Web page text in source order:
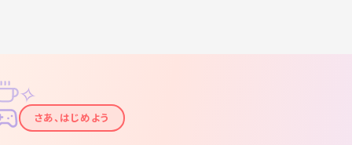
✦
✧
さあ、はじめよう